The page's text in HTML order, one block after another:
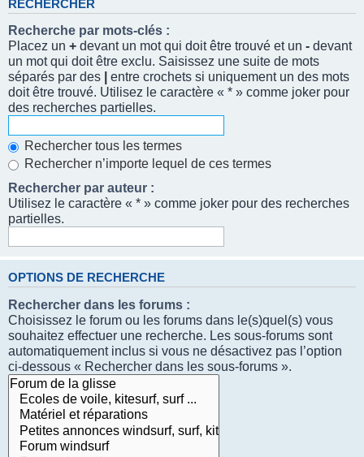
RECHERCHER
Recherche par mots-clés :
Placez un + devant un mot qui doit être trouvé et un - devant
un mot qui doit être exclu. Saisissez une suite de mots
séparés par des
entre crochets si uniquement un des mots
doit être trouvé. Utilisez le caractère « * » comme joker pour
des recherches partielles.
Rechercher tous les termes
Rechercher n’importe lequel de ces termes
Rechercher par auteur :
Utilisez le caractère « * » comme joker pour des recherches
partielles.
OPTIONS DE RECHERCHE
Rechercher dans les forums :
Choisissez le forum ou les forums dans le(s)quel(s) vous
souhaitez effectuer une recherche. Les sous-forums sont
automatiquement inclus si vous ne désactivez pas l’option
ci-dessous « Rechercher dans les sous-forums ».